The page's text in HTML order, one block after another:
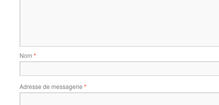
Nom *
Adresse de messagerie *